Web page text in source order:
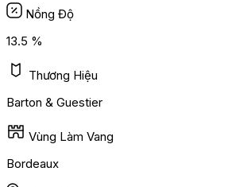
Nồng Độ
13.5 %
Thương Hiệu
Barton & Guestier
Vùng Làm Vang
Bordeaux